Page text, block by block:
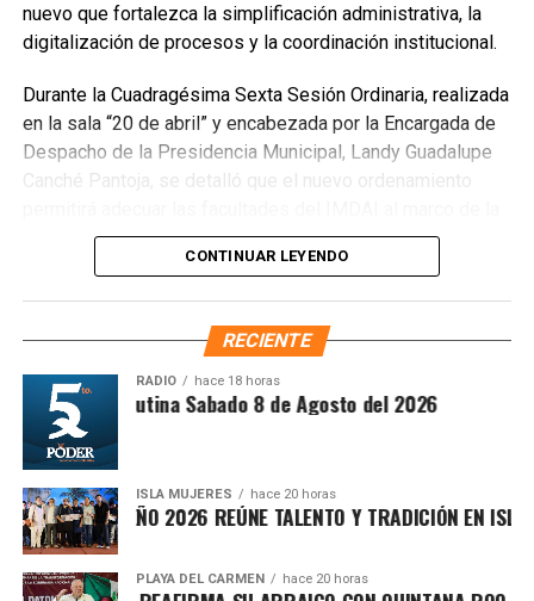
Finalmente, las Unidades Verdes de SIRESOL Cancún
convertirse en punto de disposición ilegal de basura. El
Ayuntamiento exhortó a la ciudadanía a reportar estas
prácticas y sumarse al esfuerzo colectivo para mantener
un Cancún limpio y con prosperidad compartida.
Fuente: 5to Poder Agencia de Noticias
nuevo que fortalezca la simplificación administrativa, la
digitalización de procesos y la coordinación institucional.
Durante la Cuadragésima Sexta Sesión Ordinaria, realizada
en la sala “20 de abril” y encabezada por la Encargada de
Despacho de la Presidencia Municipal, Landy Guadalupe
Canché Pantoja, se detalló que el nuevo ordenamiento
Ley Nacional para Eliminar Trámites Burocráticos
mediante la instauración de la Autoridad Municipal de
Simplificación y Digitalización. Con ello, se busca agilizar
trámites, reducir cargas administrativas y mejorar la
CONTINUAR LEYENDO
RECIENTE
RADIO hace 18 horas
Síntesis Matutina Sabado 8 de Agosto del 2026
ISLA MUJERES hace 20 horas
CEVICHE ISLEÑO 2026 REÚNE TALENTO Y TRADICIÓN EN ISLA
PLAYA DEL CARMEN hace 20 horas